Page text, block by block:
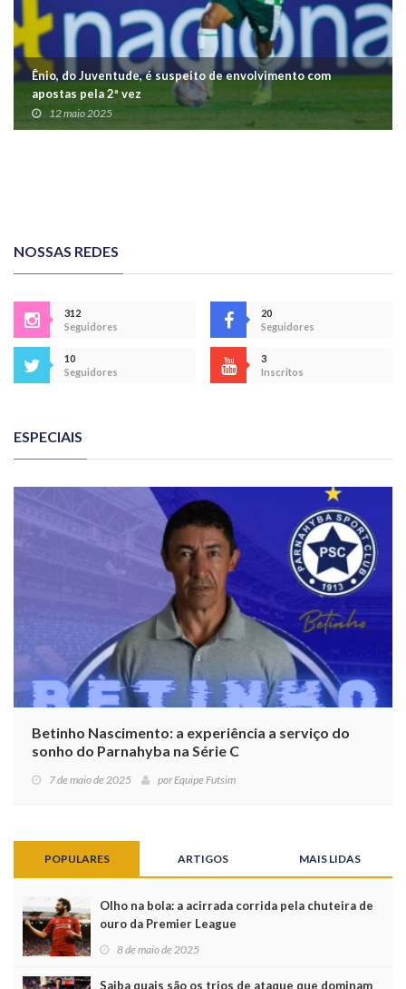
Ênio, do Juventude, é suspeito de envolvimento com
apostas pela 2ª vez
12 maio 2025
NOSSAS REDES
312
Seguidores
20
Seguidores
10
Seguidores
3
Inscritos
ESPECIAIS
Betinho Nascimento: a experiência a serviço do
sonho do Parnahyba na Série C
7 de maio de 2025 porEquipe Futsim
POPULARES ARTIGOS MAIS LIDAS
Olho na bola: a acirrada corrida pela chuteira de
ouro da Premier League
8 de maio de 2025
Saiba quais são os trios de ataque que dominam